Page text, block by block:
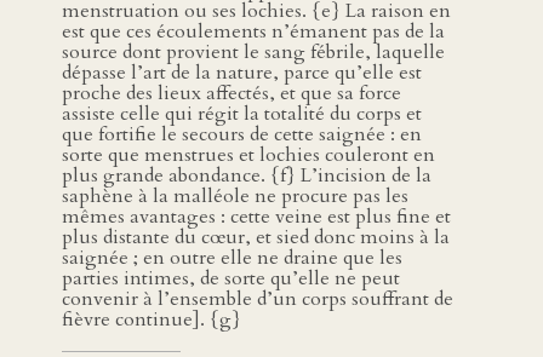
menstruation ou ses lochies. {e} La raison en
est que ces écoulements n’émanent pas de la
source dont provient le sang fébrile, laquelle
dépasse l’art de la nature, parce qu’elle est
proche des lieux affectés, et que sa force
assiste celle qui régit la totalité du corps et
que fortifie le secours de cette saignée : en
sorte que menstrues et lochies couleront en
plus grande abondance. {f} L’incision de la
saphène à la malléole ne procure pas les
mêmes avantages : cette veine est plus fine et
plus distante du cœur, et sied donc moins à la
saignée ; en outre elle ne draine que les
parties intimes, de sorte qu’elle ne peut
convenir à l’ensemble d’un corps souffrant de
fièvre continue]. {g}